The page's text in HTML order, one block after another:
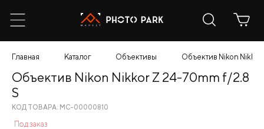
Главная Каталог Объективы Объектив Nikon
Объектив Nikon Nikkor Z 24-70mm f/2.8
S
КОД ТОВАРА: МС-00000810
Под заказ